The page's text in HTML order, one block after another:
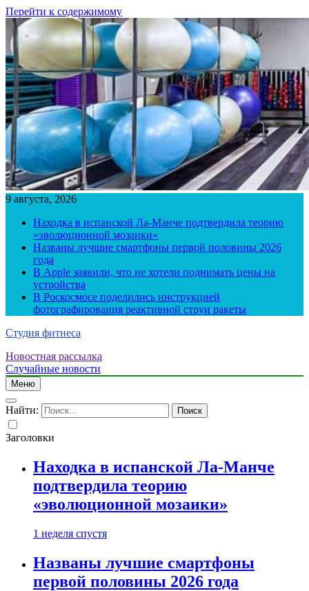
Перейти к содержимому
9 августа, 2026
Находка в испанской Ла-Манче подтвердила теорию
«эволюционной мозаики»
Названы лучшие смартфоны первой половины 2026
года
В Apple заявили, что не хотели поднимать цены на
устройства
В Роскосмосе поделились инструкцией
фотографирования реактивной струи ракеты
Студия фитнеса
Новостная рассылка
Случайные новости
Меню
Найти:
Заголовки
Находка в испанской Ла-Манче
подтвердила теорию
«эволюционной мозаики»
1 неделя спустя
Названы лучшие смартфоны
первой половины 2026 года